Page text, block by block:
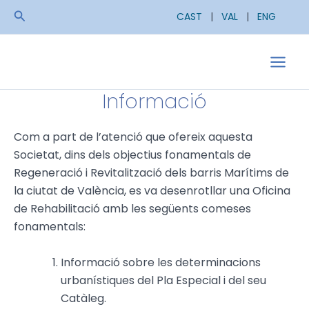
SkipSearch CAST | VAL | ENG
Main
Informació
Com a part de l’atenció que ofereix aquesta
Societat, dins dels objectius fonamentals de
Regeneració i Revitalització dels barris Marítims de
la ciutat de València, es va desenrotllar una Oficina
de Rehabilitació amb les següents comeses
fonamentals:
Informació sobre les determinacions
urbanístiques del Pla Especial i del seu
Catàleg.